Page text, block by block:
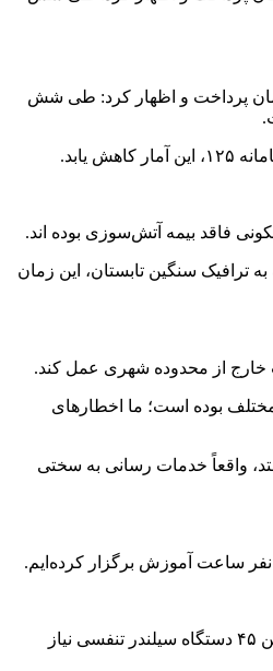
پرداخت و اظهار کرد: طی شش
ترافیک سنگین تابستان، این زمان
خارج از محدوده شهری عمل کند.
به علت‌یابی حریق و ۲۲۷ مورد مربوط به بازدید از اماکن مختلف بوده است؛ ما اخطارهای
واقعاً خدمات ‌رسانی به سختی
رئیس سازمان آتش‌نشانی با اشاره به نیازهای فوری این سازمان گفت: ما در حال حاضر به حداقل ۵ دستگاه موتور سیکلت به مبلغ یک میلیارد و ۵۰۰ میلیون تومان و همچنین ۴۵ دستگاه سیلندر تنفسی نیاز